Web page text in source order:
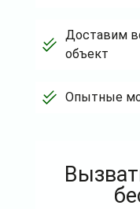
Доставим
объект
Опытные